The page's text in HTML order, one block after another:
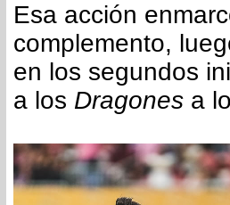
Esa acción
complemento,
en los segundos
a los Dragones a